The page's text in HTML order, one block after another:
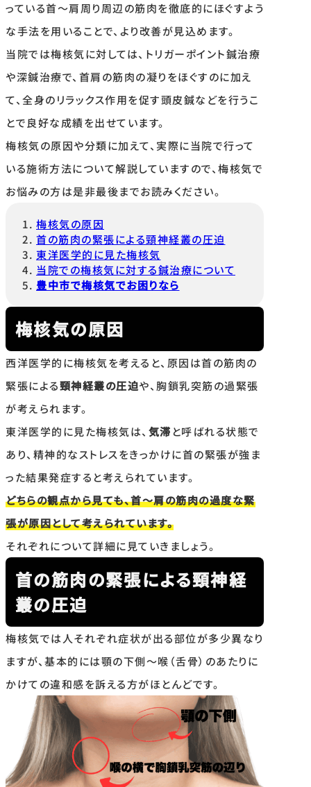
っている首〜肩周り周辺の筋肉を徹底的にほぐすよう
な手法を用いることで、より改善が見込めます。
当院では梅核気に対しては、トリガーポイント鍼治療
や深鍼治療で、首肩の筋肉の凝りをほぐすのに加え
て、全身のリラックス作用を促す頭皮鍼などを行うこ
とで良好な成績を出せています。
梅核気の原因や分類に加えて、実際に当院で行って
いる施術方法について解説していますので、梅核気で
お悩みの方は是非最後までお読みください。
梅核気の原因
首の筋肉の緊張による頸神経叢の圧迫
東洋医学的に見た梅核気
当院での梅核気に対する鍼治療について
豊中市で梅核気でお困りなら
梅核気の原因
西洋医学的に梅核気を考えると、原因は首の筋肉の
緊張による頸神経叢の圧迫や、胸鎖乳突筋の過緊張
が考えられます。
東洋医学的に見た梅核気は、 気滞 と呼ばれる状態で
あり、精神的なストレスをきっかけに首の緊張が強ま
った結果発症すると考えられています。
どちらの観点から見ても、首〜肩の筋肉の過度な緊
張が原因として考えられています。
それぞれについて詳細に見ていきましょう。
首の筋肉の緊張による頸神経
叢の圧迫
梅核気では人それぞれ症状が出る部位が多少異なり
ますが、基本的には顎の下側〜喉（舌骨）のあたりに
かけての違和感を訴える方がほとんどです。